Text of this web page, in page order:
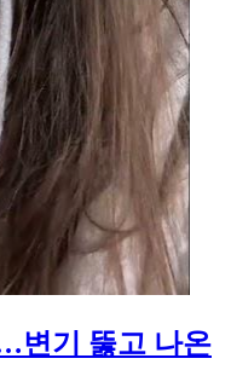
변기 뚫고 나온